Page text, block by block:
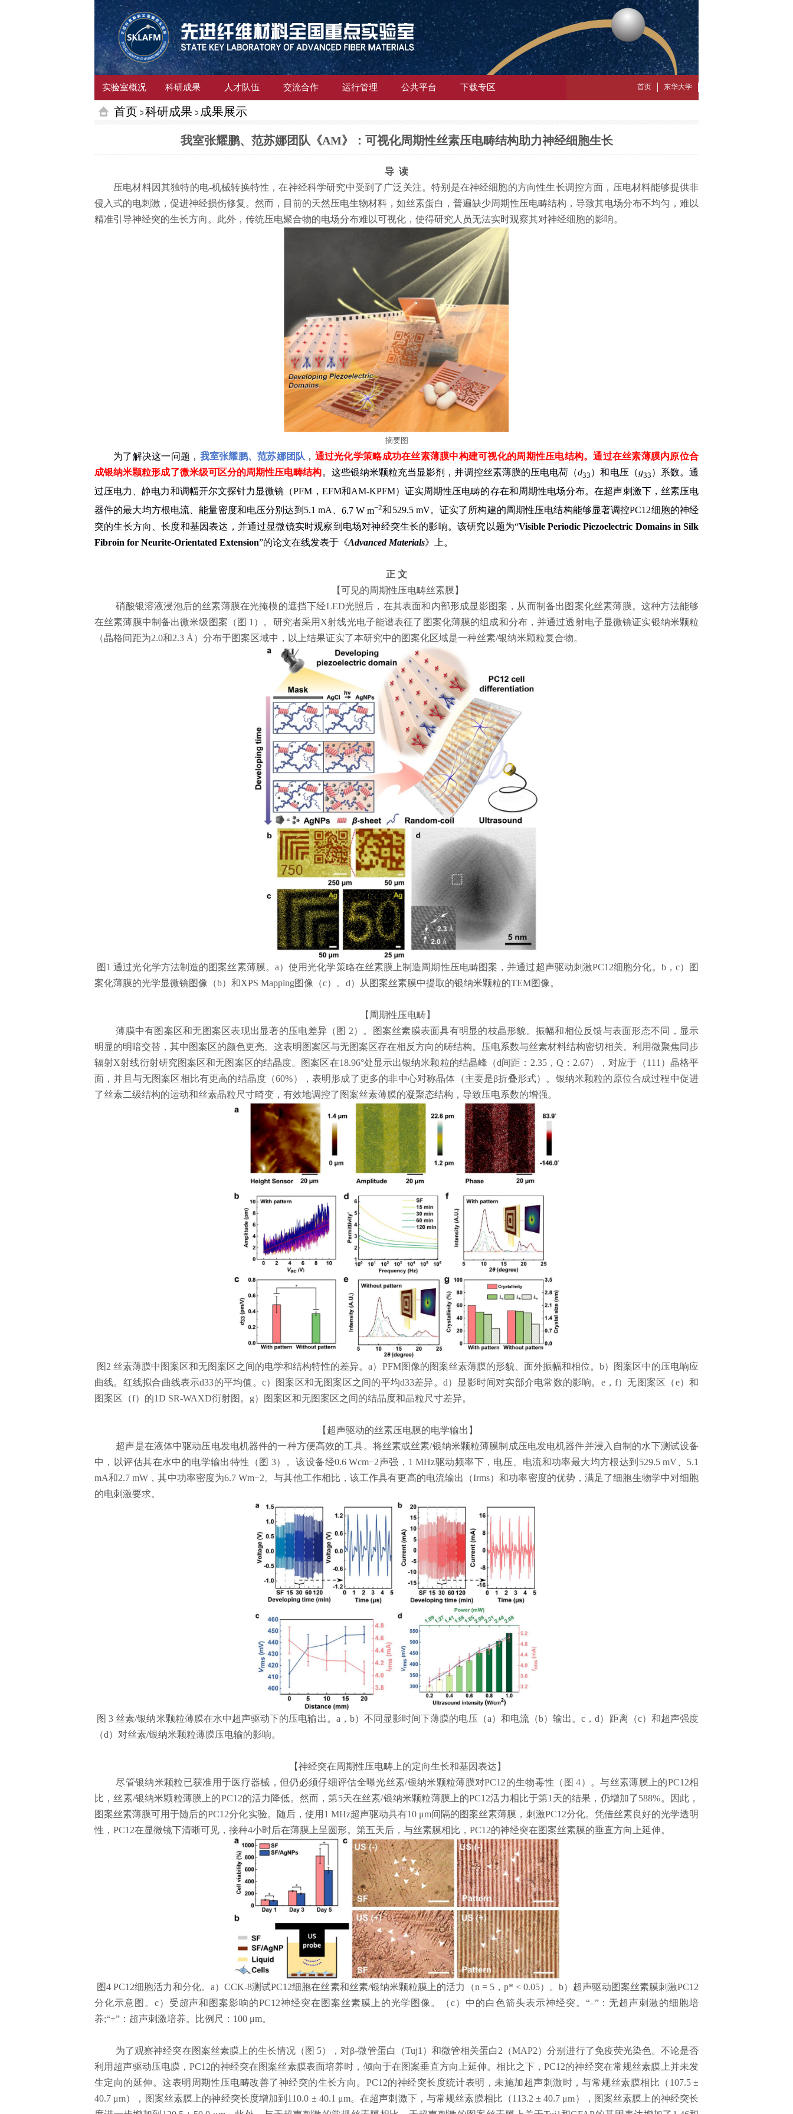
实验室概况 科研成果 人才队伍 交流合作 运行管理 公共平台 下载专区 首页 东华大学
首页 科研成果 成果展示
我室张耀鹏、范苏娜团队《AM》：可视化周期性丝素压电畴结构助力神经细胞生长
导 读
压电材料因其独特的电-机械转换特性，在神经科学研究中受到了广泛关注。特别是在神经细胞的方向性生长调控方面，压电材料能够提供非
侵入式的电刺激，促进神经损伤修复。然而，目前的天然压电生物材料，如丝素蛋白，普遍缺少周期性压电畴结构，导致其电场分布不均匀，难以
精准引导神经突的生长方向。此外，传统压电聚合物的电场分布难以可视化，使得研究人员无法实时观察其对神经细胞的影响。
摘要图
为了解决这一问题， 我室张耀鹏、范苏娜团队 ， 通过光化学策略成功在丝素薄膜中构建可视化的周期性压电结构。通过在丝素薄膜内原位合
成银纳米颗粒形成了微米级可区分的周期性压电畴结构。这些银纳米颗粒充当显影剂，并调控丝素薄膜的压电电荷 （d33 ）和电压 （g33 ） 系数。通
过压电力、静电力和调幅开尔文探针力显微镜 （PFM ， EFM和AM-KPFM） 证实周期性压电畴的存在和周期性电场分布。在超声刺激下，丝素压电
器件的最大均方根电流、能量密度和电压分别达到 5.1 mA、6.7 W m−2和 529.5 mV。 证实了所构建的周期性压电结构能够显著调控PC12细胞的神经
突的生长方向、长度和基因表达，并通过显微镜实时观察到电场对神经突生长的影响。该研究以题为“Visible Periodic Piezoelectric Domains in Silk
Fibroin for Neurite-Orientated Extension”的论文在线发表于 《Advanced Materials》 上。
正 文
【可见的周期性压电畴丝素膜】
硝酸银溶液浸泡后的丝素薄膜在光掩模的遮挡下经LED光照后，在其表面和内部形成显影图案，从而制备出图案化丝素薄膜。这种方法能够
在丝素薄膜中制备出微米级图案（图 1 ）。研究者采用 X射线光电子能谱表征了图案化薄膜的组成和分布，并通过透射电子显微镜证实银纳米颗粒
（晶格间距为2.0和2.3 Å ）分布于图案区域中，以上结果证实了本研究中的图案化区域是一种丝素/银纳米颗粒复合物。
图 1通过光化学方法制造的图案丝素薄膜。 a）使用光化学策略在丝素膜上制造周期性压电畴图案，并通过超声驱动刺激PC12细胞分化。 b， c）图
案化薄膜的光学显微镜图像（b）和XPS Mapping图像（c）。 d）从图案丝素膜中提取的银纳米颗粒的TEM图像。
【周期性压电畴】
薄膜中有图案区和无图案区表现出显著的压电差异（图 2）。图案丝素膜表面具有明显的枝晶形貌。振幅和相位反馈与表面形态不同，显示
明显的明暗交替，其中图案区的颜色更亮。这表明图案区与无图案区存在相反方向的畴结构。压电系数与丝素材料结构密切相关。利用微聚焦同步
辐射X射线衍射研究图案区和无图案区的结晶度。图案区在18.96°处显示出银纳米颗粒的结晶峰（d间距： 2.35， Q ： 2.67），对应于（111 ）晶格平
面，并且与无图案区相比有更高的结晶度（60%），表明形成了更多的非中心对称晶体（主要是β折叠形式）。银纳米颗粒的原位合成过程中促进
了丝素二级结构的运动和丝素晶粒尺寸畸变，有效地调控了图案丝素薄膜的凝聚态结构，导致压电系数的增强。
图 2 丝素薄膜中图案区和无图案区之间的电学和结构特性的差异。a） PFM图像的图案丝素薄膜的形貌、面外振幅和相位。 b）图案区中的压电响应
曲线。红线拟合曲线表示d33的平均值。 c）图案区和无图案区之间的平均d33差异。 d）显影时间对实部介电常数的影响。 e，f）无图案区（e）和
图案区（f）的1D SR-WAXD衍射图。 g）图案区和无图案区之间的结晶度和晶粒尺寸差异。
【超声驱动的丝素压电膜的电学输出】
超声是在液体中驱动压电发电机器件的一种方便高效的工具。将丝素或丝素/银纳米颗粒薄膜制成压电发电机器件并浸入自制的水下测试设备
中，以评估其在水中的电学输出特性（图 3）。该设备经0.6 Wcm−2声强， 1 MHz驱动频率下，电压、电流和功率最大均方根达到 529.5 mV
5.1
mA和2.7 mW ，其中功率密度为6.7 Wm−2。与其他工作相比，该工作具有更高的电流输出（Irms）和功率密度的优势，满足了细胞生物学中对细胞
的电刺激要求。
图3 丝素/银纳米颗粒薄膜在水中超声驱动下的压电输出。 a ， b）不同显影时间下薄膜的电压（a）和电流（b）输出。c ，d）距离（c）和超声强度
（d）对丝素/银纳米颗粒薄膜压电输的影响。
【神经突在周期性压电畴上的定向生长和基因表达】
尽管银纳米颗粒已获准用于医疗器械，但仍必须仔细评估全曝光丝素/银纳米颗粒薄膜对PC12的生物毒性（图4）。与丝素薄膜上的PC12相
比，丝素/银纳米颗粒薄膜上的PC12的活力降低。然而，第5天在丝素/银纳米颗粒薄膜上的PC12活力相比于第1 天的结果，仍增加了588%。因此，
图案丝素薄膜可用于随后的PC12分化实验。随后，使用 1 MHz超声驱动具有10 μm间隔的图案丝素薄膜，刺激PC12分化。凭借丝素良好的光学透明
性， PC12在显微镜下清晰可见，接种4小时后在薄膜上呈圆形。第五天后，与丝素膜相比， PC12的神经突在图案丝素膜的垂直方向上延伸。
图4 PC12细胞活力和分化。 a） CCK-8测试PC12细胞在丝素和丝素/银纳米颗粒膜上的活力（n = 5， p* < 0.05）。b）超声驱动图案丝素膜刺激PC12
分化示意图。 c）受超声和图案影响的PC12神经突在图案丝素膜上的光学图像。（c）中的白色箭头表示神经突。“–”：无超声刺激的细胞培
养;“+” ：超声刺激培养。比例尺： 100 μm。
为了观察神经突在图案丝素膜上的生长情况（图 5），对β-微管蛋白（Tuj1 ）和微管相关蛋白2 （MAP2）分别进行了免疫荧光染色。不论是否
利用超声驱动压电膜，PC12的神经突在图案丝素膜表面培养时，倾向于在图案垂直方向上延伸。相比之下，PC12的神经突在常规丝素膜上并未发
生定向的延伸。这表明周期性压电畴改善了神经突的生长方向。 PC12的神经突长度统计表明，未施加超声刺激时，与常规丝素膜相比（ 107.5 ±
40.7 μm），图案丝素膜上的神经突长度增加到 110.0 ± 40.1 μm。在超声刺激下，与常规丝素膜相比（113.2 ± 40.7 μm），图案丝素膜上的神经突长